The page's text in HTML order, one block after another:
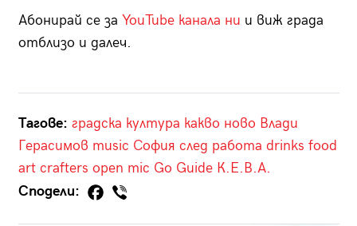
Абонирай се за YouTube канала ни и виж града
отблизо и далеч.
Тагове: градска култура какво ново Влади
Герасимов music София след работа drinks food
art crafters open mic Go Guide К.Е.В.А.
Сподели: